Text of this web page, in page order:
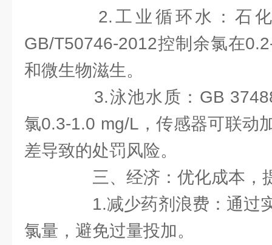
2.工业循环水：石化
GB/T50746-2012控制余氯在
和微生物滋生。
3.泳池水质：GB
氯0.3-1.0 mg/L，传感器可联动
差导致的处罚风险。
三、经济：优化成本，
1.减少药剂浪费：通过
氯量，避免过量投加。